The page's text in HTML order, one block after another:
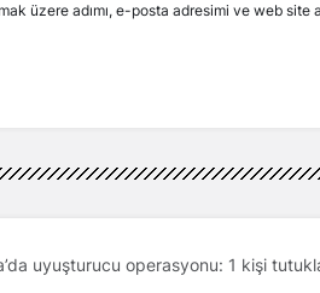
üzere adımı, e-posta adresimi ve web site
uyuşturucu operasyonu: 1 kişi